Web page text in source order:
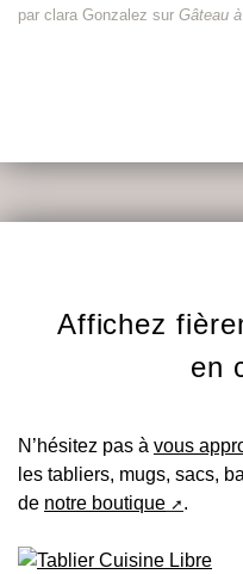
par clara Gonzalez sur Gâteau
Affichez
en
N’hésitez pas à vous
les tabliers, mugs, sacs,
de notre boutique .